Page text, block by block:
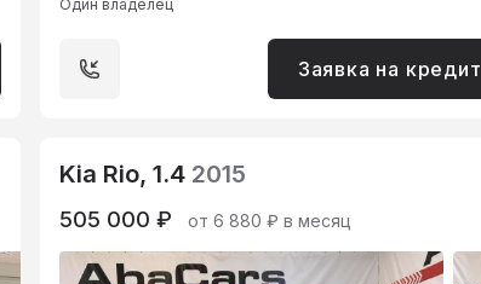
Один владелец
Заявка на кредит
Kia Rio, 1.4 2015
505 000 ₽ от 6 880 ₽ в месяц